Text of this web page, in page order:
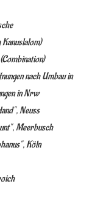
nach Umbau in
in Nrw
Neuss
Meerbusch
Köln